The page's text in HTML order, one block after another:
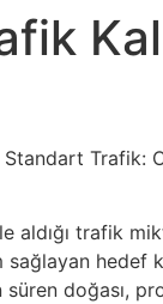
Trafik:
trafik
sağlayan hedef
doğası,